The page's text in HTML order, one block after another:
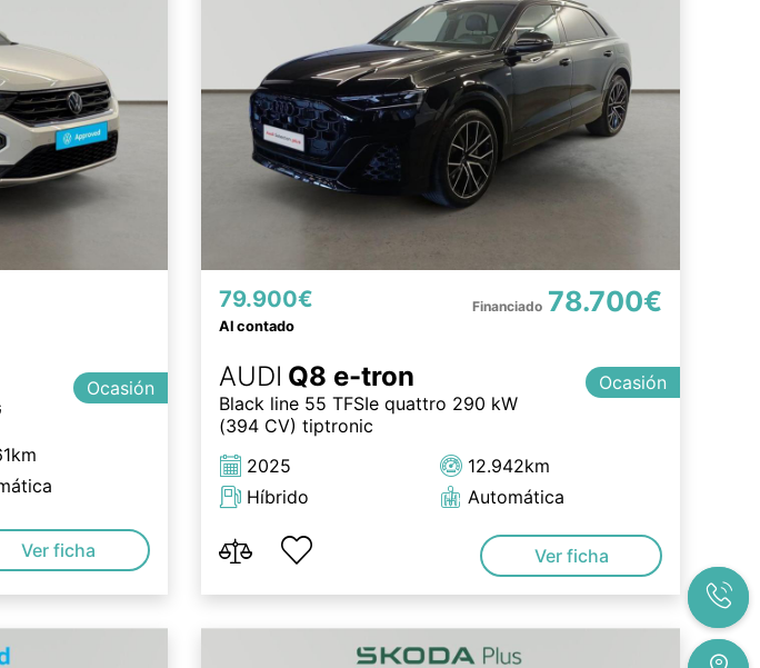
Ocasión
Ver ficha
79.900€
Al contado
78.700€
AUDI Q8 e-tron
Black line 55 TFSIe quattro 290 kW
(394 CV) tiptronic
Ocasión
2025
Híbrido
12.942km
Automática
Ver ficha